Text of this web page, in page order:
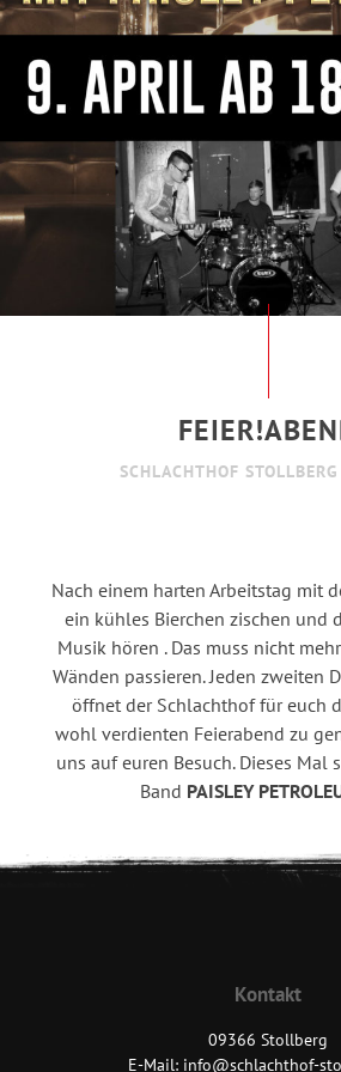
SCHLACHTHOF
Nach einem harten Arbeitstag mit
ein kühles Bierchen zischen und
Musik hören . Das muss nicht
Wänden passieren. Jeden zweiten
öffnet der Schlachthof für euch
wohl verdienten Feierabend zu
uns auf euren Besuch. Dieses Mal
Band PAISLEY
Kontakt
09366 Stollberg
E-Mail: info@schlachthof-